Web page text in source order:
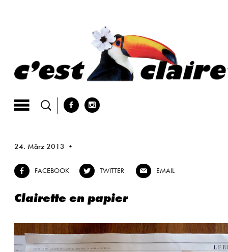
b x
24. März 2013
b FACEBOOK a TWITTER @ EMAIL
Clairette en papier